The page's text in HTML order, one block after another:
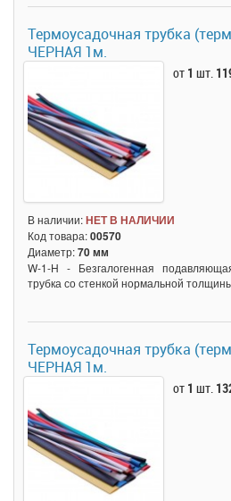
Термоусадочная трубка
ЧЕРНАЯ 1м.
от 1 шт.
В наличии:НЕТ В НАЛИЧИИ
Код товара:00570
Диаметр:70 мм
W-1-H - Безгалогенная
трубка со стенкой нормальной
Термоусадочная трубка
ЧЕРНАЯ 1м.
от 1 шт.